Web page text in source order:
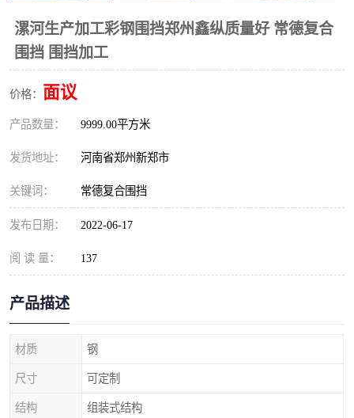
漯河生产加工彩钢围挡郑州鑫纵质量好 常德复合
围挡 围挡加工
价格： 面议
产品数量： 9999.00平方米
发货地址： 河南省郑州新郑市
关键词： 常德复合围挡
发布日期： 2022-06-17
阅 读 量： 137
产品描述
材质 钢
尺寸 可定制
结构 组装式结构